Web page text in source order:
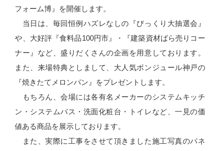
フォーム博』を開催します。
当日は、毎回恒例ハズレなしの『びっくり大抽選会』
や、大好評『食料品100円市』・『建築資材ばら売りコー
ナー』など、盛りだくさんの企画を用意しております。
また、来場特典としまして、大人気ボンジュール神戸の
『焼きたてメロンパン』をプレゼントします。
もちろん、会場には各有名メーカーのシステムキッチ
ン・システムバス・洗面化粧台・トイレなど、一見の価
値ある商品を展示しております。
また、実際に工事をさせて頂きました施工写真のパネ